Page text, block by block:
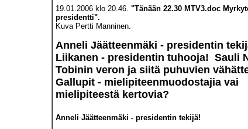
19.01.2006 klo 20.46. "Tänään 22.30 MTV3.doc
presidentti".
Kuva Pertti Manninen.
Anneli Jäätteenmäki - presidentin
Liikanen - presidentin tuhooja! Sauli
Tobinin veron ja siitä puhuvien
Gallupit - mielipiteenmuodostajia vai
mielipiteestä kertovia?
Anneli Jäätteenmäki - presidentin tekijä!